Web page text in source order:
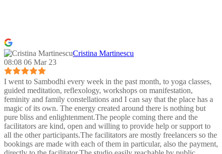
Cristina Martinescu
08:08 06 Mar 23
I went to Sambodhi every week in the past month, to yoga classes,
guided meditation, reflexology, workshops on manifestation,
feminity and family constellations and I can say that the place has a
magic of its own. The energy created around there is nothing but
pure bliss and enlightenment.The people coming there and the
facilitators are kind, open and willing to provide help or support to
all the other participants.The facilitators are mostly freelancers so the
bookings are made with each of them in particular, also the payment,